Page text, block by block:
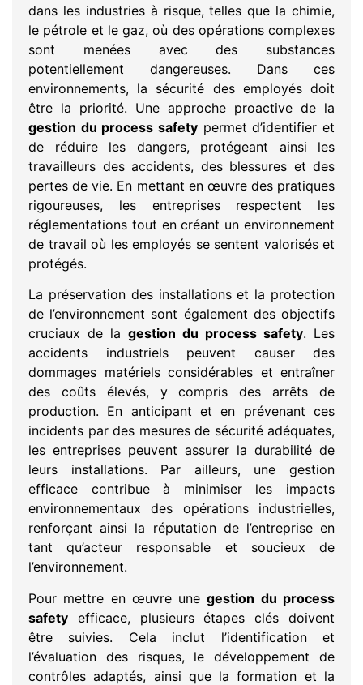
dans les industries à risque, telles que la chimie,
le pétrole et le gaz, où des opérations complexes
sont menées avec des substances
potentiellement dangereuses. Dans ces
environnements, la sécurité des employés doit
être la priorité. Une approche proactive de la
gestion du process safety permet d’identifier et
de réduire les dangers, protégeant ainsi les
travailleurs des accidents, des blessures et des
pertes de vie. En mettant en œuvre des pratiques
rigoureuses, les entreprises respectent les
réglementations tout en créant un environnement
de travail où les employés se sentent valorisés et
protégés.
La préservation des installations et la protection
de l’environnement sont également des objectifs
cruciaux de la gestion du process safety. Les
accidents industriels peuvent causer des
dommages matériels considérables et entraîner
des coûts élevés, y compris des arrêts de
production. En anticipant et en prévenant ces
incidents par des mesures de sécurité adéquates,
les entreprises peuvent assurer la durabilité de
leurs installations. Par ailleurs, une gestion
efficace contribue à minimiser les impacts
environnementaux des opérations industrielles,
renforçant ainsi la réputation de l’entreprise en
tant qu’acteur responsable et soucieux de
l’environnement.
Pour mettre en œuvre unegestion du process
safety efficace, plusieurs étapes clés doivent
être suivies. Cela inclut l’identification et
l’évaluation des risques, le développement de
contrôles adaptés, ainsi que la formation et la